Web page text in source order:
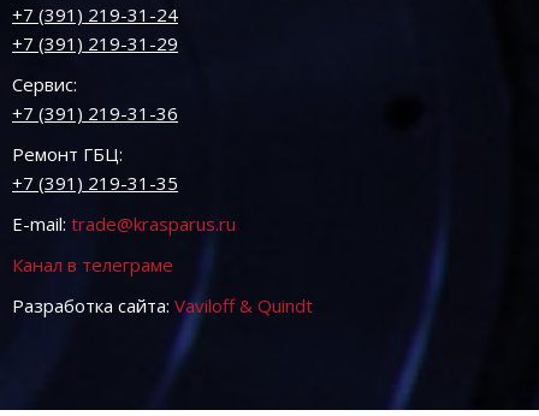
+7 (391) 219-31-24
+7 (391) 219-31-29
Сервис:
+7 (391) 219-31-36
Ремонт ГБЦ:
+7 (391) 219-31-35
E-mail: trade@krasparus.ru
Канал в телеграме
Разработка сайта: Vaviloff & Quindt